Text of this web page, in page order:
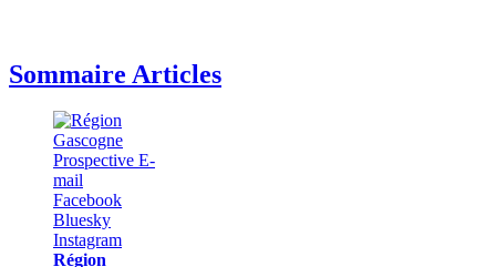
Sommaire Articles
Région